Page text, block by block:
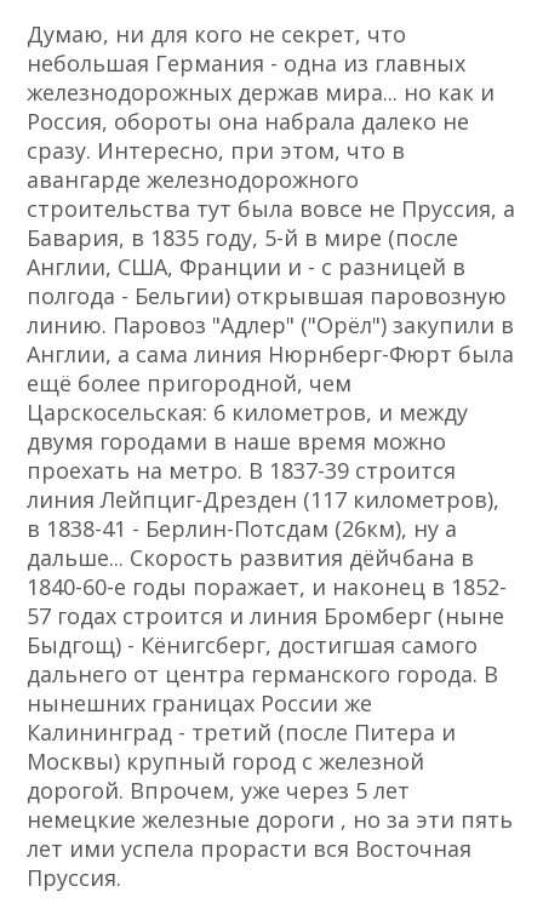
Думаю, ни для кого не секрет, что
небольшая Германия - одна из главных
железнодорожных держав мира... но как и
Россия, обороты она набрала далеко не
сразу. Интересно, при этом, что в
авангарде железнодорожного
строительства тут была вовсе не Пруссия, а
Бавария, в 1835 году, 5-й в мире (после
Англии, США, Франции и - с разницей в
полгода - Бельгии) открывшая паровозную
линию. Паровоз "Адлер" ("Орёл") закупили в
Англии, а сама линия Нюрнберг-Фюрт была
ещё более пригородной, чем
Царскосельская: 6 километров, и между
двумя городами в наше время можно
проехать на метро. В 1837-39 строится
линия Лейпциг-Дрезден (117 километров),
в 1838-41 - Берлин-Потсдам (26км), ну а
дальше... Скорость развития дёйчбана в
1840-60-е годы поражает, и наконец в 1852-
57 годах строится и линия Бромберг (ныне
Быдгощ) - Кёнигсберг, достигшая самого
дальнего от центра германского города. В
нынешних границах России же
Калининград - третий (после Питера и
Москвы) крупный город с железной
дорогой. Впрочем, уже через 5 лет
немецкие железные дороги , но за эти пять
лет ими успела прорасти вся Восточная
Пруссия.